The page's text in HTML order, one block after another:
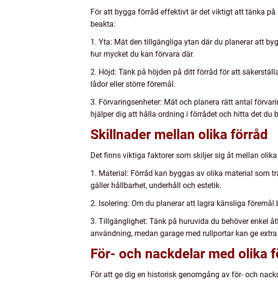
För att bygga förråd effektivt är det viktigt att tänka
beakta:
1. Yta: Mät den tillgängliga ytan där du planerar att
hur mycket du kan förvara där.
2. Höjd: Tänk på höjden på ditt förråd för att
lådor eller större föremål.
3. Förvaringsenheter: Mät och planera rätt antal
hjälper dig att hålla ordning i förrådet och hitta det du
Skillnader mellan olika förråd
Det finns viktiga faktorer som skiljer sig åt mellan
1. Material: Förråd kan byggas av olika material som
gäller hållbarhet, underhåll och estetik.
2. Isolering: Om du planerar att lagra känsliga
3. Tillgänglighet: Tänk på huruvida du behöver enkel
användning, medan garage med rullportar kan ge
För- och nackdelar med olika
För att ge dig en historisk genomgång av för- och